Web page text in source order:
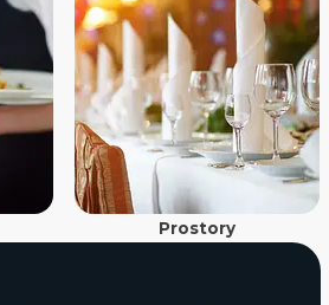
Prostory